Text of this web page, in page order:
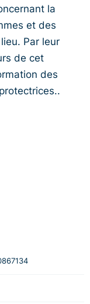
la
et des
Par leur
de cet
des